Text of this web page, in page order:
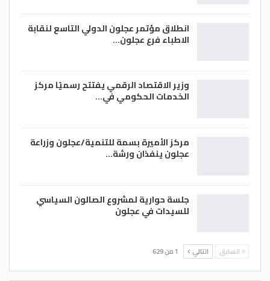
انطلاق مؤتمر عجلون الدولي التاسع لنقابة
الاطباء فرع عجلون…
وزير الاقتصاد الرقمي يفتتح رسميًا مركز
الخدمات الحكومي في…
مركز الأميرة بسمة للتنمية/عجلون وزراعة
عجلون ينفذان ورشة…
جلسة حوارية لمشروع الصالون السياسي
للسيدات في عجلون
السابق التالي 1 من 629